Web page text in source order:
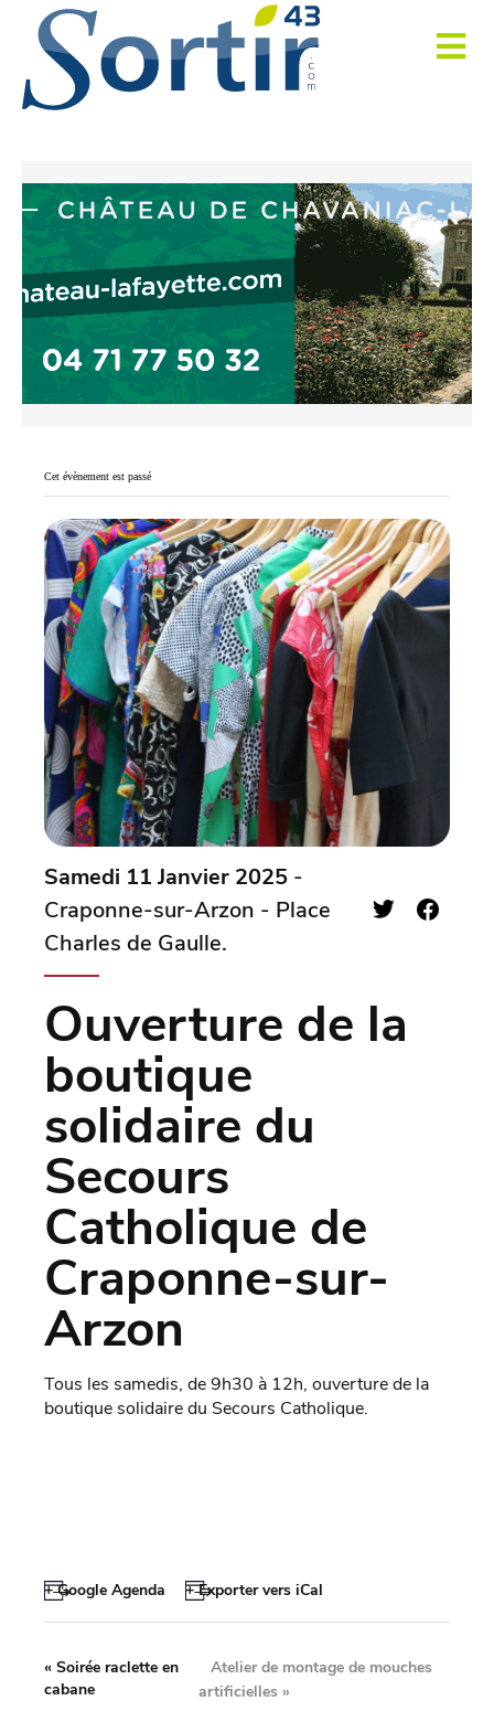
Cet évènement est passé
Samedi 11 Janvier 2025 -
Craponne-sur-Arzon - Place
Charles de Gaulle.
Ouverture de la
boutique
solidaire du
Secours
Catholique de
Craponne-sur-
Arzon
Tous les samedis, de 9h30 à 12h, ouverture de la
boutique solidaire du Secours Catholique.
+ Google Agenda + Exporter vers iCal
« Soirée raclette en
cabane
Atelier de montage de mouches
artificielles »